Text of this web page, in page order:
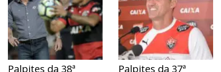
Palpites da 38ª
Palpites da 37ª